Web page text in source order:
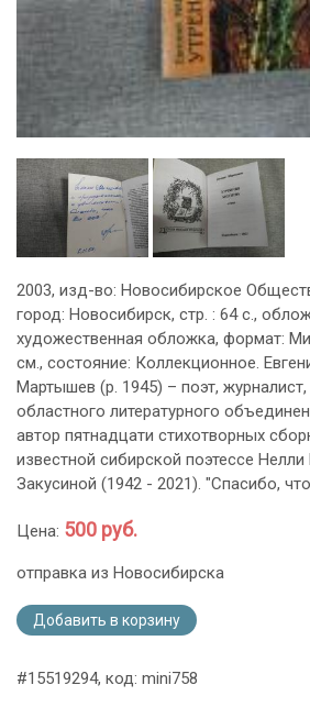
2003, изд-во: Новосибирское
город: Новосибирск, стр. : 64 с.,
художественная обложка, формат:
см., состояние: Коллекционное.
Мартышев (р. 1945) – поэт, журналист,
областного литературного
автор пятнадцати стихотворных
известной сибирской поэтессе
Закусиной (1942 - 2021). "Спасибо,
Цена: 500 руб.
отправка из Новосибирска
Добавить в корзину
#15519294, код: mini758